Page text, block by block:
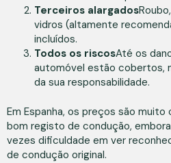
Terceiros alargados
vidros (altamente
incluídos.
Todos os riscosAté os
automóvel estão cobertos,
da sua responsabilidade.
Em Espanha, os preços são
bom registo de condução,
vezes dificuldade em ver
de condução original.